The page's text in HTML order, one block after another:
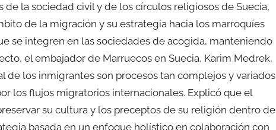
la sociedad civil y de los círculos religiosos de Suecia,
de la migración y su estrategia hacia los marroquíes
se integren en las sociedades de acogida, manteniendo
el embajador de Marruecos en Suecia, Karim Medrek,
de los inmigrantes son procesos tan complejos y variados
los flujos migratorios internacionales. Explicó que el
su cultura y los preceptos de su religión dentro de
basada en un enfoque holístico en colaboración con